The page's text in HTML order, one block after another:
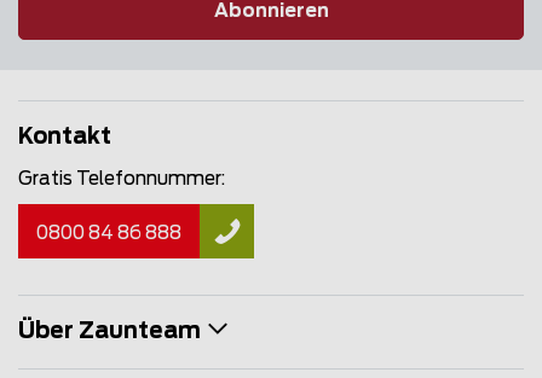
Abonnieren
Kontakt
Gratis Telefonnummer:
0800 84 86 888
Über Zaunteam